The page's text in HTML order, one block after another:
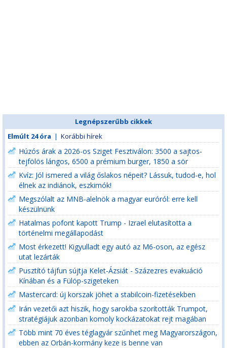
Legnépszerűbb cikkek
Elmúlt 24 óra | Korábbi hírek
Húzós árak a 2026-os Sziget Fesztiválon: 3500 a sajtos-
tejfölös lángos, 6500 a prémium burger, 1850 a sör
Kvíz: Jól ismered a világ őslakos népeit? Lássuk, tudod-e, hol
élnek az indiánok, eszkimók!
Megszólalt az MNB-alelnök a magyar euróról: erre kell
készülnünk
Hatalmas pofont kapott Trump - Izrael elutasította a
történelmi megállapodást
Most érkezett! Kigyulladt egy autó az M6-oson, az egész
utat lezárták
Pusztító tájfun sújtja Kelet-Ázsiát - Százezres evakuáció
Kínában és a Fülöp-szigeteken
Mastercard: új korszak jöhet a stabilcoin-fizetésekben
Irán vezetői azt hiszik, hogy sarokba szorították Trumpot,
stratégiájuk azonban komoly kockázatokat rejt magában
Több mint 70 éves téglagyár szűnhet meg Magyarországon,
ebben az Orbán-kormány keze is benne van